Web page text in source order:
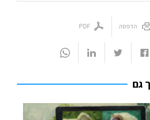
הדפסה PDF
גם